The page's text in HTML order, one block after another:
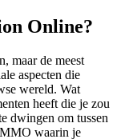
Online?
maar de meest
aspecten die
wereld. Wat
heeft die je zou
dwingen om tussen
MMO waarin je